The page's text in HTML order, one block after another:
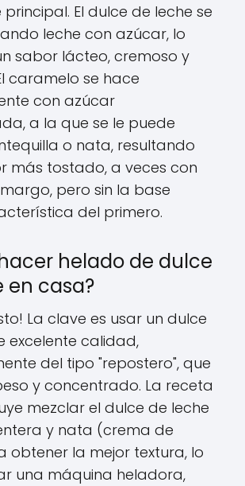
El dulce de leche se
leche con azúcar, lo
sabor lácteo, cremoso y
caramelo se hace
con azúcar
a la que se le puede
o nata, resultando
más tostado, a veces con
pero sin la base
del primero.
helado de dulce
en casa?
La clave es usar un dulce
excelente calidad,
del tipo "repostero", que
y concentrado. La receta
mezclar el dulce de leche
y nata (crema de
obtener la mejor textura, lo
una máquina heladora,